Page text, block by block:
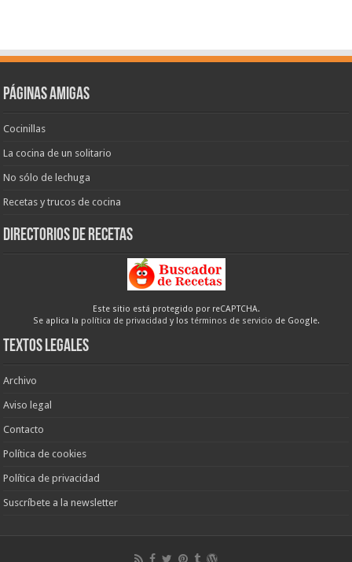
Páginas amigas
Cocinillas
La cocina de un solitario
No sólo de lechuga
Recetas y trucos de cocina
Directorios de recetas
Este sitio está protegido por reCAPTCHA.
Se aplica la política de privacidad y los términos de servicio de Google.
Textos legales
Archivo
Aviso legal
Contacto
Política de cookies
Política de privacidad
Suscríbete a la newsletter